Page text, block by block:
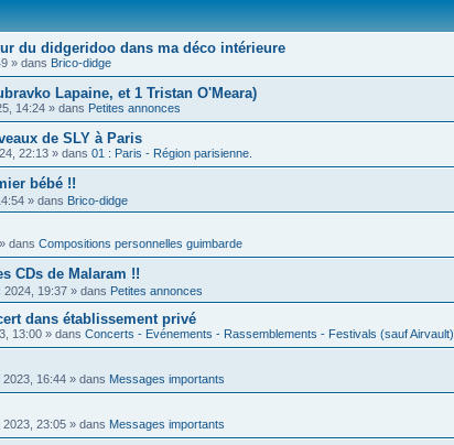
du didgeridoo dans ma déco intérieure
» dans Brico-didge
Lapaine, et 1 Tristan O'Meara)
14:24 » dans Petites annonces
de SLY à Paris
22:13 » dans 01 : Paris - Région parisienne.
bébé !!
» dans Brico-didge
» dans Compositions personnelles guimbarde
CDs de Malaram !!
2024, 19:37 » dans Petites annonces
dans établissement privé
13:00 » dans Concerts - Evénements - Rassemblements - Festivals (sauf Airvault)
2023, 16:44 » dans Messages importants
2023, 23:05 » dans Messages importants